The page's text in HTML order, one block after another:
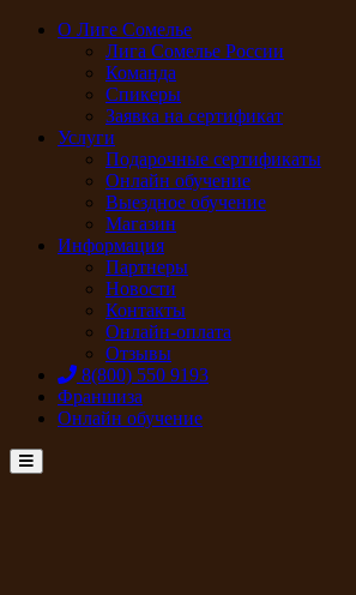
О Лиге Сомелье
Лига Сомелье России
Команда
Спикеры
Заявка на сертификат
Услуги
Подарочные сертификаты
Онлайн обучение
Выездное обучение
Магазин
Информация
Партнеры
Новости
Контакты
Онлайн-оплата
Отзывы
8(800) 550 9193
Франшиза
Онлайн обучение
Menu